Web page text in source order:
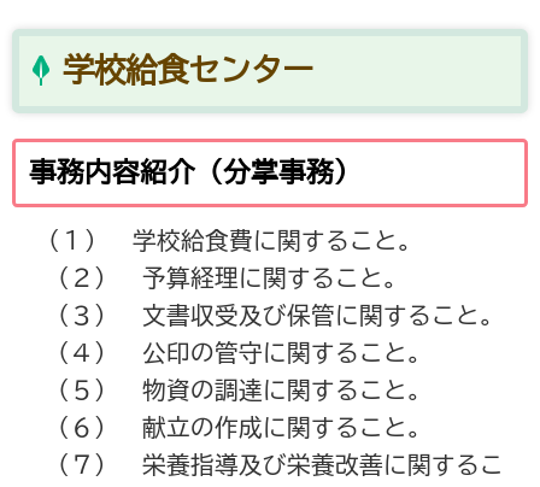
学校給食センター
事務内容紹介（分掌事務）
（１） 学校給食費に関すること。
（２） 予算経理に関すること。
（３） 文書収受及び保管に関すること。
（４） 公印の管守に関すること。
（５） 物資の調達に関すること。
（６） 献立の作成に関すること。
（７） 栄養指導及び栄養改善に関するこ